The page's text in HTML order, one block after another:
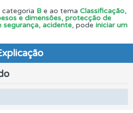
categoria B e ao tema Classificação,
e dimensões, protecção de
segurança, acidente, pode iniciar um